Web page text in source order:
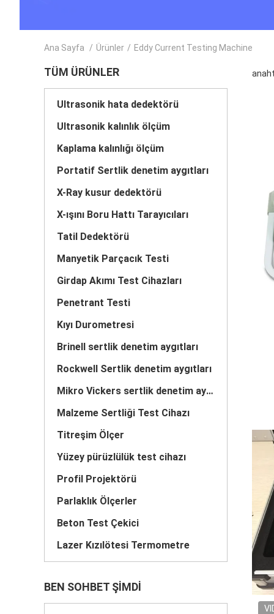
Ana Sayfa / Ürünler / Eddy Current Testing Machine
TÜM ÜRÜNLER
Ultrasonik hata dedektörü
Ultrasonik kalınlık ölçüm
Kaplama kalınlığı ölçüm
Portatif Sertlik denetim aygıtları
X-Ray kusur dedektörü
X-ışını Boru Hattı Tarayıcıları
Tatil Dedektörü
Manyetik Parçacık Testi
Girdap Akımı Test Cihazları
Penetrant Testi
Kıyı Durometresi
Brinell sertlik denetim aygıtları
Rockwell Sertlik denetim aygıtları
Mikro Vickers sertlik denetim aygıtları
Malzeme Sertliği Test Cihazı
Titreşim Ölçer
Yüzey pürüzlülük test cihazı
Profil Projektörü
Parlaklık Ölçerler
Beton Test Çekici
Lazer Kızılötesi Termometre
BEN SOHBET ŞIMDI